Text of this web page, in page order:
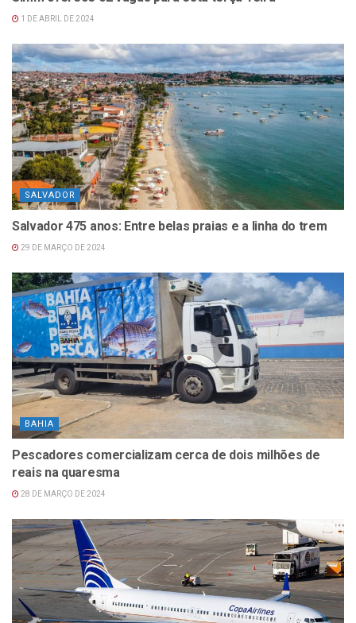
1 DE ABRIL DE 2024
SALVADOR
Salvador 475 anos: Entre belas praias e a linha do trem
29 DE MARÇO DE 2024
BAHIA
Pescadores comercializam cerca de dois milhões de
reais na quaresma
28 DE MARÇO DE 2024